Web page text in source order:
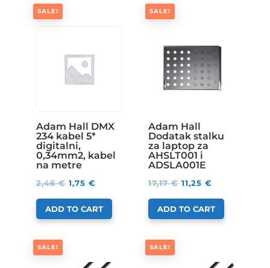
SALE!
Adam Hall DMX
234 kabel 5*
digitalni,
0,34mm2, kabel
na metre
2,46€ 1,75 €
ADD TO CART
SALE!
Adam Hall
Dodatak stalku
za laptop za
AHSLT001 i
ADSLA001E
17,17€ 11,25€
ADD TO CART
SALE! SALE!